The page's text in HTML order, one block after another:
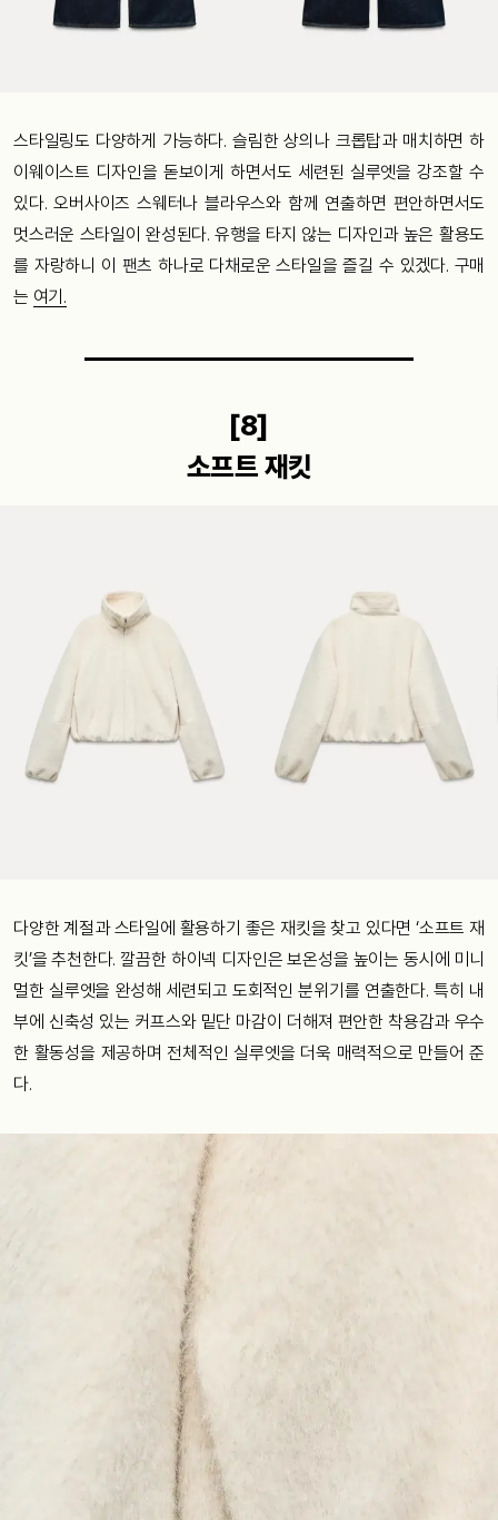
스타일링도 다양하게 가능하다. 슬림한 상의나 크롭탑과 매치하면 하
이웨이스트 디자인을 돋보이게 하면서도 세련된 실루엣을 강조할 수
있다. 오버사이즈 스웨터나 블라우스와 함께 연출하면 편안하면서도
멋스러운 스타일이 완성된다. 유행을 타지 않는 디자인과 높은 활용도
를 자랑하니 이 팬츠 하나로 다채로운 스타일을 즐길 수 있겠다. 구매
는 여기.
[8]
소프트 재킷
다양한 계절과 스타일에 활용하기 좋은 재킷을 찾고 있다면 ‘소프트 재
킷’을 추천한다. 깔끔한 하이넥 디자인은 보온성을 높이는 동시에 미니
멀한 실루엣을 완성해 세련되고 도회적인 분위기를 연출한다. 특히 내
부에 신축성 있는 커프스와 밑단 마감이 더해져 편안한 착용감과 우수
한 활동성을 제공하며 전체적인 실루엣을 더욱 매력적으로 만들어 준
다.